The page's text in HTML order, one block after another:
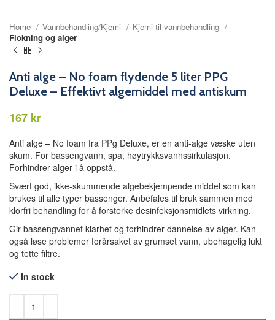
Home Vannbehandling/Kjemi
Kjemi til vannbehandling
Flokning og alger
Anti alge – No foam flydende 5 liter PPG
Deluxe – Effektivt algemiddel med antiskum
kr
Anti alge – No foam fra PPg Deluxe, er en anti-alge væske uten
skum. For bassengvann, spa, høytrykksvannssirkulasjon.
Forhindrer alger i å oppstå.
Svært god, ikke-skummende algebekjempende middel som kan
brukes til alle typer bassenger. Anbefales til bruk sammen med
klorfri behandling for å forsterke desinfeksjonsmidlets virkning.
Gir bassengvannet klarhet og forhindrer dannelse av alger. Kan
også løse problemer forårsaket av grumset vann, ubehagelig lukt
og tette filtre.
In stock